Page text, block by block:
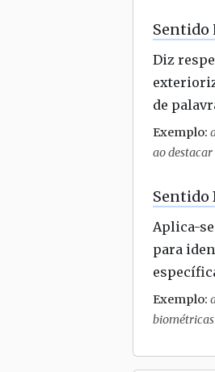
Diz
de
Exemplo:
ao
Sentido
Aplica-
para
Exemplo: